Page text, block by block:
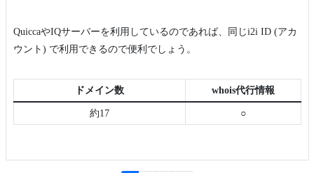
QuiccaやIQサーバーを利用しているのであれば、同じi2i ID (アカ
ウント) で利用できるので便利でしょう。
ドメイン数 whois代行情報
約17 ○